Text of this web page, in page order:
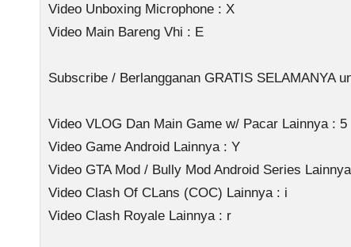
Video Unboxing Microphone : X
Video Main Bareng Vhi : E
Subscribe / Berlangganan GRATIS SELAMANYA
Video VLOG Dan Main Game w/ Pacar Lainnya : 5
Video Game Android Lainnya : Y
Video GTA Mod / Bully Mod Android Series
Video Clash Of CLans (COC) Lainnya : i
Video Clash Royale Lainnya : r